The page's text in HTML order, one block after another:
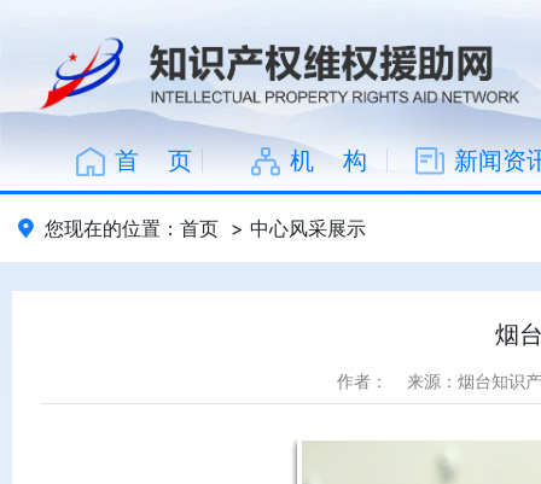
首 页 机 构 新闻资
您现在的位置： 首页 > 中心风采展示
烟
作者： 来源：烟台知识